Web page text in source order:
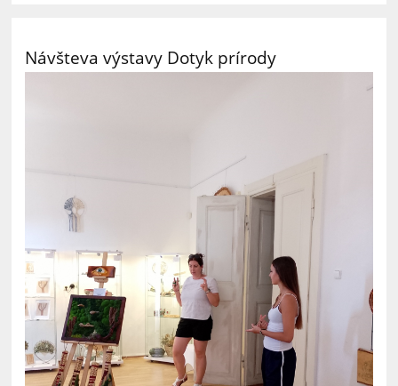
Návšteva výstavy Dotyk prírody